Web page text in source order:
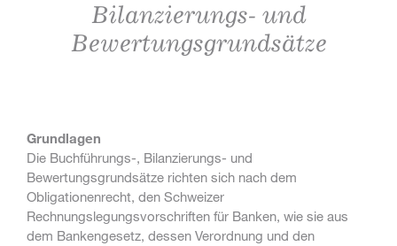
Bilanzierungs- und
Bewertungsgrundsätze
Grundlagen
Die Buchführungs-, Bilanzierungs- und
Bewertungsgrundsätze richten sich nach dem
Obligationenrecht, den Schweizer
Rechnungslegungsvorschriften für Banken, wie sie aus
dem Bankengesetz, dessen Verordnung und den